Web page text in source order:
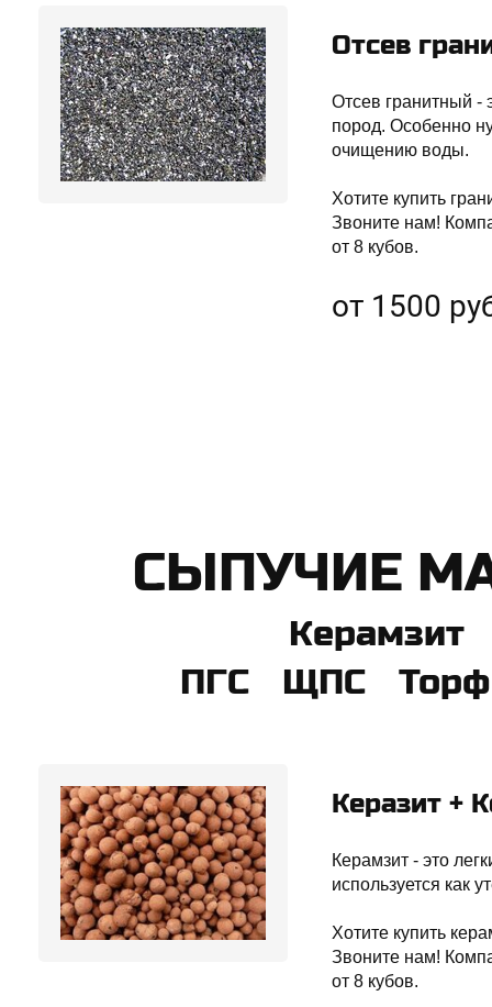
Отсев
Отсев гранитный -
пород. Особенно
очищению воды.
Хотите купить
Звоните нам!
от 8 кубов.
от 1500
СЫПУЧИЕ
ПГС ЩПС Торф
Керазит +
Керамзит - это
используется как
Хотите купить
Звоните нам!
от 8 кубов.